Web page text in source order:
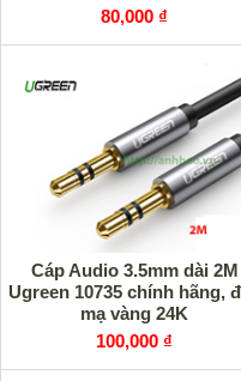
80,000 ₫
Cáp Audio 3.5mm dài 2M
Ugreen 10735 chính hãng,
mạ vàng 24K
100,000 ₫